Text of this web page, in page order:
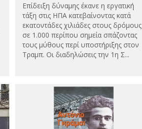
Επίδειξη δύναμης έκανε η εργατική
τάξη στις ΗΠΑ κατεβαίνοντας κατά
εκατοντάδες χιλιάδες στους δρόμους
σε 1.000 περίπου σημεία σπάζοντας
τους μύθους περί υποστήριξης στον
Τραμπ. Οι διαδηλώσεις την 1η Σ...